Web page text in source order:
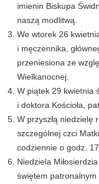
imienin Biskupa
naszą modlitwą.
We wtorek 26
i męczennika,
przeniesiona ze
Wielkanocnej.
W piątek 29 kwietnia
i doktora Kościoła,
W przyszłą niedzielę
szczególnej czci
codziennie o godz.
Niedziela
świętem patronalnym